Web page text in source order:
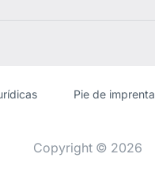
Pie de imprenta
Copyright © 2026